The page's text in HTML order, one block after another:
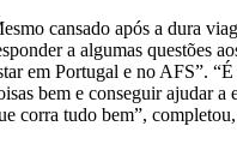
cansado após a dura
a algumas questões
em Portugal e no AFS”.
bem e conseguir ajudar a
corra tudo bem”,